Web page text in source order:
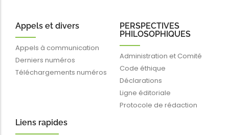
Appels et divers
Appels à communication
Derniers numéros
Téléchargements numéros
PERSPECTIVES
PHILOSOPHIQUES
Administration et Comité
Code éthique
Déclarations
Ligne éditoriale
Protocole de rédaction
Liens rapides